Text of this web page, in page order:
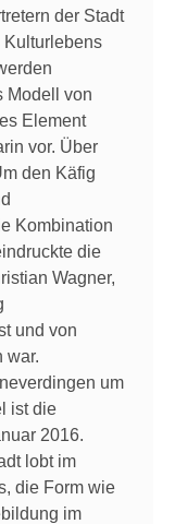
der Stadt
Kulturlebens
Modell von
Element
vor. Über
den Käfig
Kombination
die
Wagner,
und von
war.
um
ist die
2016.
lobt im
die Form wie
im